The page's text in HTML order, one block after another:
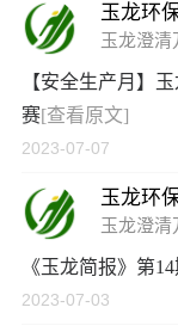
玉龙环
玉龙澄清
【安全生产月】
赛[查看原文]
2023-07-07
玉龙环
玉龙澄清
《玉龙简报》第
2023-07-03